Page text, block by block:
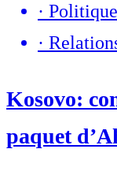
· Politique
·
Kosovo:
paquet